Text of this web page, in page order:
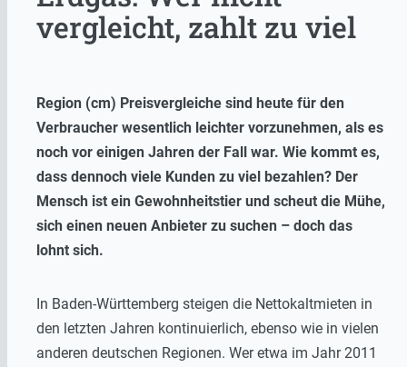
vergleicht, zahlt zu viel
Region (cm) Preisvergleiche sind heute für den
Verbraucher wesentlich leichter vorzunehmen, als es
noch vor einigen Jahren der Fall war. Wie kommt es,
dass dennoch viele Kunden zu viel bezahlen? Der
Mensch ist ein Gewohnheitstier und scheut die Mühe,
sich einen neuen Anbieter zu suchen – doch das
lohnt sich.
In Baden-Württemberg steigen die Nettokaltmieten in
den letzten Jahren kontinuierlich, ebenso wie in vielen
anderen deutschen Regionen. Wer etwa im Jahr 2011